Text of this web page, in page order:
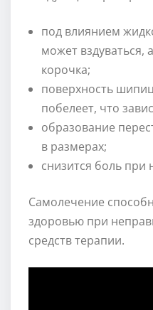
под влиянием
может вздуваться,
корочка;
поверхность
побелеет, что
образование
в размерах;
снизится боль при
Самолечение
здоровью при
средств терапии.